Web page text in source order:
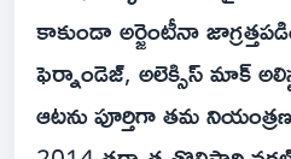
కాకుండా అర్జెంటీనా
ఫెర్నాండెజ్, అలెక్సిస్ మాక్
ఆటను పూర్తిగా తమ